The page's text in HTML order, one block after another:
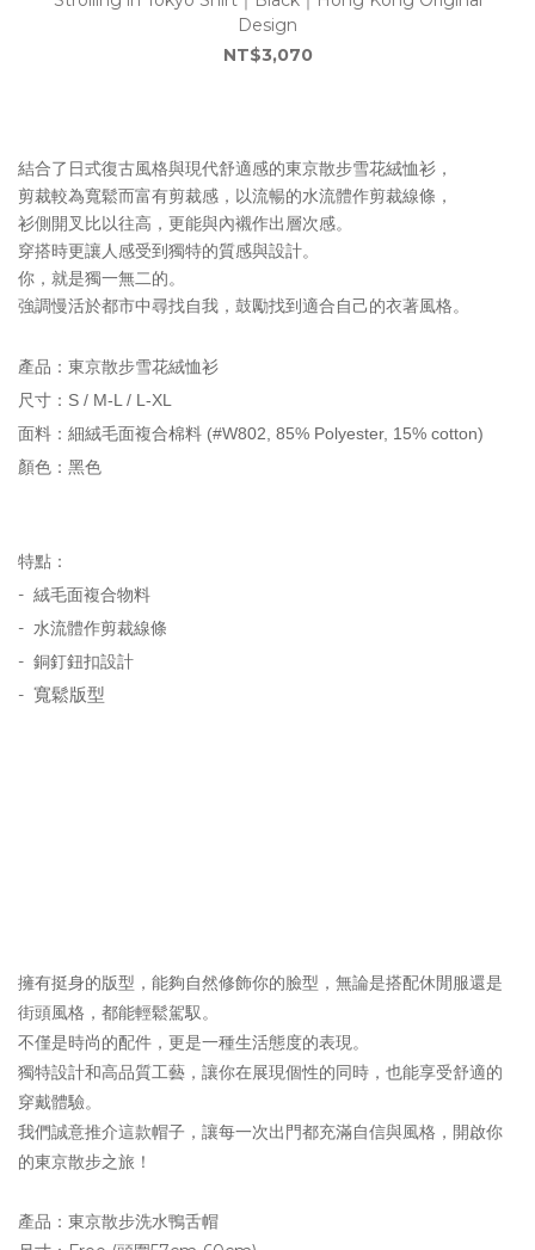
Design
NT$3,070
結合了日式復古風格與現代舒適感的東京散步雪花絨恤衫，
剪裁較為寬鬆而富有剪裁感，以流暢的水流體作剪裁線條，
衫側開叉比以往高，更能與內襯作出層次感。
穿搭時更讓人感受到獨特的質感與設計。
你，就是獨一無二的。
強調慢活於都市中尋找自我，鼓勵找到適合自己的衣著風格。
產品： 東京散步雪花絨恤衫
尺寸： S / M-L / L-XL
面料： 細絨毛面複合棉料 (#W802, 85% Polyester, 15% cotton)
顏色： 黑色
特點：
- 絨毛面複合物料
- 水流體作剪裁線條
- 銅釘鈕扣設計
- 寬鬆版型
擁有挺身的版型，能夠自然修飾你的臉型，無論是搭配休閒服還是
街頭風格，都能輕鬆駕馭。
不僅是時尚的配件，更是一種生活態度的表現。
獨特設計和高品質工藝，讓你在展現個性的同時，也能享受舒適的
穿戴體驗。
我們誠意推介這款帽子，讓每一次出門都充滿自信與風格，開啟你
的東京散步之旅！
產品：東京散步洗水鴨舌帽